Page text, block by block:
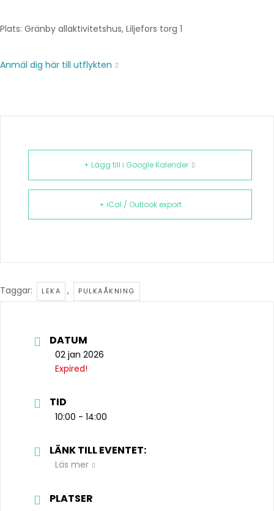
Plats: Gränby allaktivitetshus, Liljefors torg 1
Anmäl dig här till utflykten
+ Lägg till i Google Kalender
+ iCal / Outlook export
Taggar: LEKA , PULKAÅKNING
DATUM
02 jan 2026
Expired!
TID
10:00 - 14:00
LÄNK TILL EVENTET:
Läs mer
PLATSER